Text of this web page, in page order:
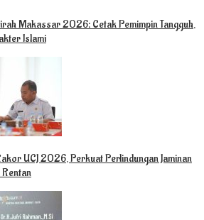
Makassar 2026: Cetak Pemimpin Tangguh,
Islami
UCJ 2026, Perkuat Perlindungan Jaminan